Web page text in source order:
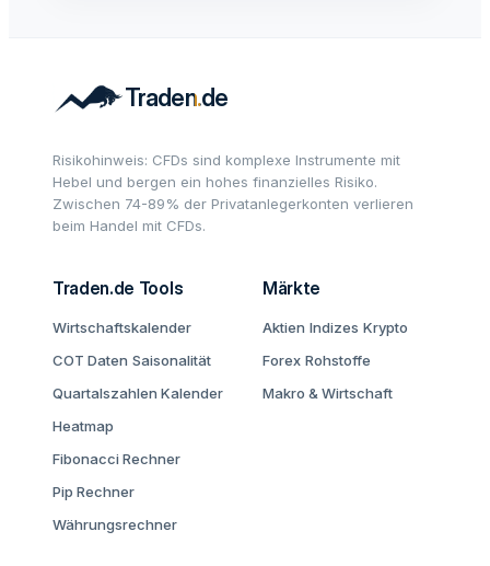
Risikohinweis: CFDs sind komplexe Instrumente mit
Hebel und bergen ein hohes finanzielles Risiko.
Zwischen 74-89% der Privatanlegerkonten verlieren
beim Handel mit CFDs.
Traden.de Tools
Wirtschaftskalender
COT Daten Saisonalität
Quartalszahlen Kalender
Heatmap
Fibonacci Rechner
Pip Rechner
Währungsrechner
Märkte
Aktien Indizes Krypto
Forex Rohstoffe
Makro & Wirtschaft